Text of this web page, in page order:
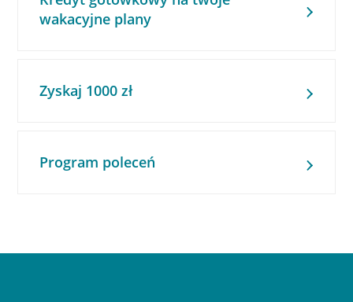
wakacyjne plany
Zyskaj 1000 zł
Program poleceń